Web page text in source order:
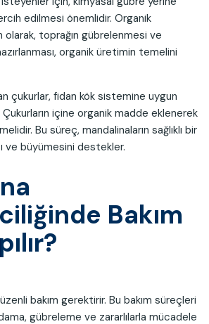
edilmesi önemlidir. Organik
olarak, toprağın gübrelenmesi ve
organik üretimin temelini
çukurlar, fidan kök sistemine uygun
Çukurların içine organik madde eklenerek
Bu süreç, mandalinaların sağlıklı bir
ve büyümesini destekler.
Bakım
bakım gerektirir. Bu bakım süreçleri
gübreleme ve zararlılarla mücadele